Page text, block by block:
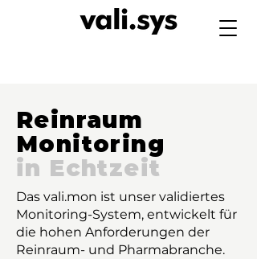
Reinraum
Monitoring
in Echtzeit
Das vali.mon ist unser validiertes
Monitoring-System, entwickelt für
die hohen Anforderungen der
Reinraum- und Pharmabranche.